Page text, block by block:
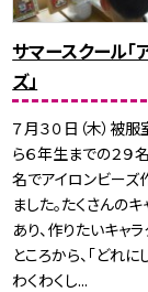
サマースクール「
ズ」
７月３０日（木）被
ら６年生までの２９
名でアイロンビーズ
ました。たくさんの
あり、作りたいキャ
ところから、「どれに
わくわくし...